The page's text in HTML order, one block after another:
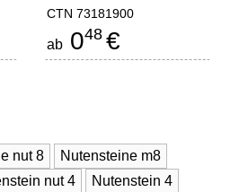
CTN 73181900
ab 048 €
nut 8
Nutensteine m8
nut 4
Nutenstein 4